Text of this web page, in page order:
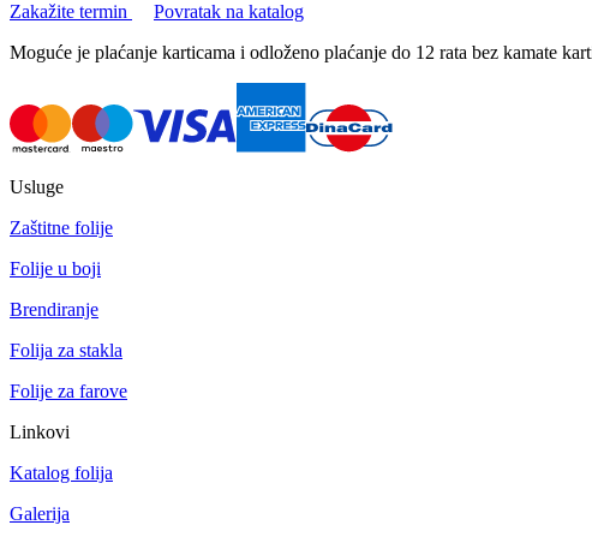
Zakažite termin
Povratak na katalog
Moguće je plaćanje karticama i odloženo plaćanje do 12 rata bez kamate
Usluge
Zaštitne folije
Folije u boji
Brendiranje
Folija za stakla
Folije za farove
Linkovi
Katalog folija
Galerija